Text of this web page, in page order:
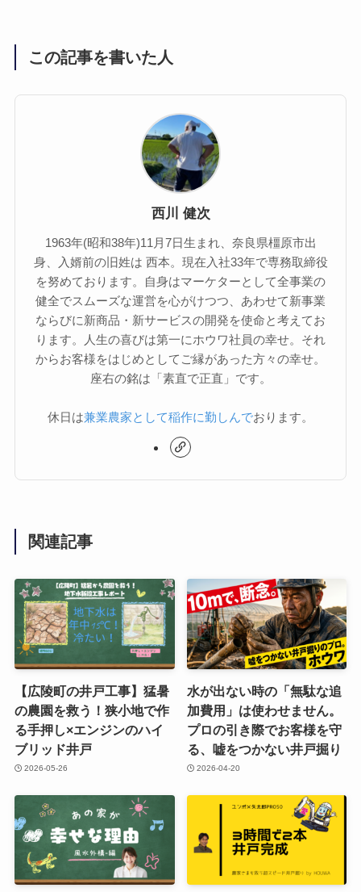
この記事を書いた人
西川 健次
1963年(昭和38年)11月7日生まれ、奈良県橿原市出
身、入婿前の旧姓は 西本。現在入社33年で専務取締役
を努めております。自身はマーケターとして全事業の
健全でスムーズな運営を心がけつつ、あわせて新事業
ならびに新商品・新サービスの開発を使命と考えてお
ります。人生の喜びは第一にホウワ社員の幸せ。それ
からお客様をはじめとしてご縁があった方々の幸せ。
座右の銘は「素直で正直」です。
休日は兼業農家として稲作に勤しんでおります。
関連記事
【広陵町の井戸工事】猛暑
の農園を救う！狭小地で作
る手押し×エンジンのハイ
ブリッド井戸
2026-05-26
水が出ない時の「無駄な追
加費用」は使わせません。
プロの引き際でお客様を守
る、嘘をつかない井戸掘り
2026-04-20